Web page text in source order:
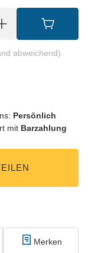
abweichend)
Persönlich
mit Barzahlung
Merken